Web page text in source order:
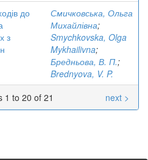
до
з
Смичковська, Ольга
Михайлівна;
Smychkovska, Olga
Mykhailivna;
Бредньова, В. П.;
Brednyova, V. P.
1 to 20 of 21
next >